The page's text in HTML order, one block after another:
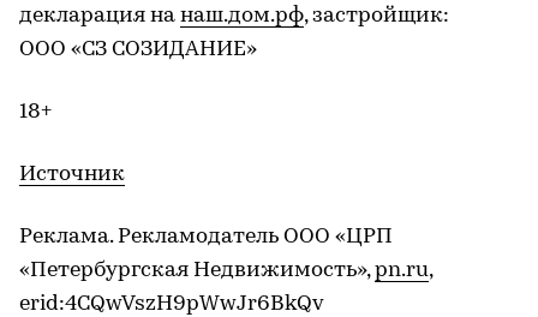
декларация на наш.дом.рф, застройщик:
ООО «СЗ СОЗИДАНИЕ»
18+
Источник
Реклама. Рекламодатель ООО «ЦРП
«Петербургская Недвижимость»,pn.ru,
erid:4CQwVszH9pWwJr6BkQv